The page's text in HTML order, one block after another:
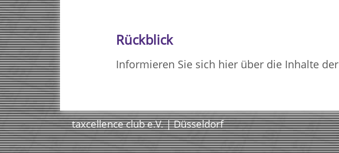
Rückblick
Informieren Sie sich hier über die Inhalte der
taxcellence club e.V. | Düsseldorf